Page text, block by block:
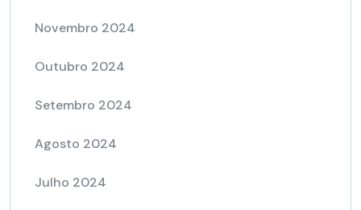
Novembro 2024
Outubro 2024
Setembro 2024
Agosto 2024
Julho 2024